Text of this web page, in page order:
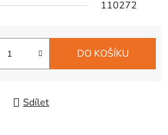
110272
DO KOŠÍKU
Sdílet